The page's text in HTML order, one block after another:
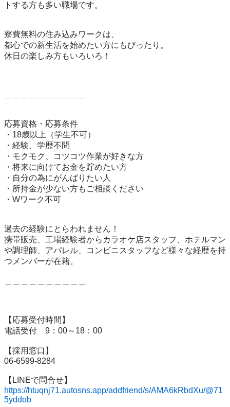
トする方も多い職場です。
寮費無料の住み込みワークは、
都心での新生活を始めたい方にもぴったり。
休日の楽しみ方もいろいろ！
応募資格・応募条件
・18歳以上（学生不可）
・経験、学歴不問
・モクモク、コツコツ作業が好きな方
・将来に向けてお金を貯めたい方
・自分の為にがんばりたい人
・所持金が少ない方もご相談ください
・Wワーク不可
過去の経験にとらわれません！
携帯販売、工場経験者からカラオケ店スタッフ、ホテルマン
や調理師、アパレル、コンビニスタッフなど様々な経歴を持
つメンバーが在籍。
【応募受付時間】
電話受付　9：00～18：00
【採用窓口】
06-6599-8284
https://htuqnj71.autosns.app/addfriend/s/AMA6kRbdXu/@71
5yddob